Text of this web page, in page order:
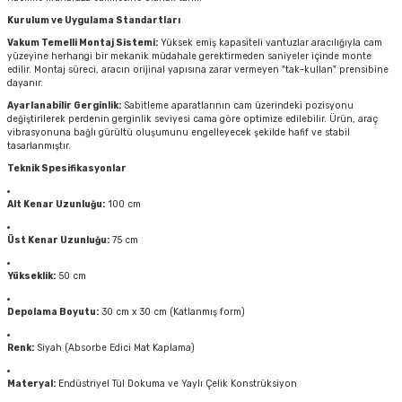
Kurulum ve Uygulama Standartları
Vakum Temelli Montaj Sistemi: Yüksek emiş kapasiteli vantuzlar aracılığıyla cam
yüzeyine herhangi bir mekanik müdahale gerektirmeden saniyeler içinde monte
edilir. Montaj süreci, aracın orijinal yapısına zarar vermeyen "tak-kullan" prensibine
dayanır.
Ayarlanabilir Gerginlik: Sabitleme aparatlarının cam üzerindeki pozisyonu
değiştirilerek perdenin gerginlik seviyesi cama göre optimize edilebilir. Ürün, araç
vibrasyonuna bağlı gürültü oluşumunu engelleyecek şekilde hafif ve stabil
tasarlanmıştır.
Teknik Spesifikasyonlar
Alt Kenar Uzunluğu: 100 cm
Üst Kenar Uzunluğu: 75 cm
Yükseklik: 50 cm
Depolama Boyutu: 30 cm x 30 cm (Katlanmış form)
Renk: Siyah (Absorbe Edici Mat Kaplama)
Materyal: Endüstriyel Tül Dokuma ve Yaylı Çelik Konstrüksiyon